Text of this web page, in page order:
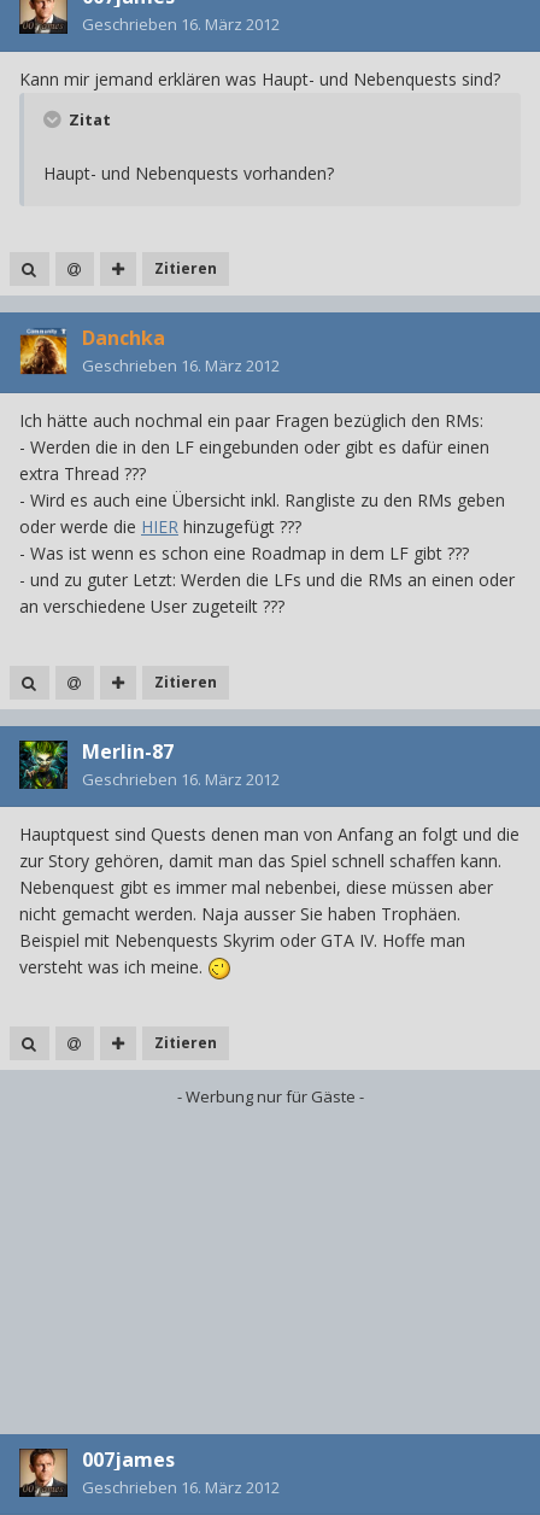
Geschrieben 16. März 2012
Kann mir jemand erklären was Haupt- und Nebenquests sind?
Zitat
Haupt- und Nebenquests vorhanden?
Zitieren
Danchka
Geschrieben 16. März 2012
Ich hätte auch nochmal ein paar Fragen bezüglich den RMs:
- Werden die in den LF eingebunden oder gibt es dafür einen
extra Thread ???
- Wird es auch eine Übersicht inkl. Rangliste zu den RMs geben
oder werde die HIER hinzugefügt ???
- Was ist wenn es schon eine Roadmap in dem LF gibt ???
- und zu guter Letzt: Werden die LFs und die RMs an einen oder
an verschiedene User zugeteilt ???
Zitieren
Merlin-87
Geschrieben 16. März 2012
Hauptquest sind Quests denen man von Anfang an folgt und die
zur Story gehören, damit man das Spiel schnell schaffen kann.
Nebenquest gibt es immer mal nebenbei, diese müssen aber
nicht gemacht werden. Naja ausser Sie haben Trophäen.
Beispiel mit Nebenquests Skyrim oder GTA IV. Hoffe man
versteht was ich meine.
Zitieren
- Werbung nur für Gäste -
007james
Geschrieben 16. März 2012